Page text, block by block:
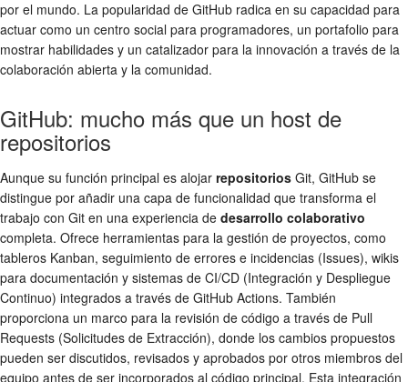
por el mundo. La popularidad de GitHub radica en su capacidad para
actuar como un centro social para programadores, un portafolio para
mostrar habilidades y un catalizador para la innovación a través de la
colaboración abierta y la comunidad.
GitHub: mucho más que un host de
repositorios
Aunque su función principal es alojar repositorios Git, GitHub se
distingue por añadir una capa de funcionalidad que transforma el
trabajo con Git en una experiencia de desarrollo colaborativo
completa. Ofrece herramientas para la gestión de proyectos, como
tableros Kanban, seguimiento de errores e incidencias (Issues), wikis
para documentación y sistemas de CI/CD (Integración y Despliegue
Continuo) integrados a través de GitHub Actions. También
proporciona un marco para la revisión de código a través de Pull
Requests (Solicitudes de Extracción), donde los cambios propuestos
pueden ser discutidos, revisados y aprobados por otros miembros del
equipo antes de ser incorporados al código principal. Esta integración